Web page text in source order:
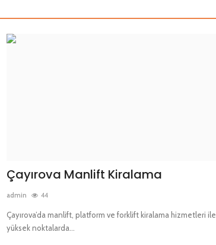
Çayırova Manlift Kiralama
admin 44
Çayırova’da manlift, platform ve forklift kiralama hizmetleri ile
yüksek noktalarda...